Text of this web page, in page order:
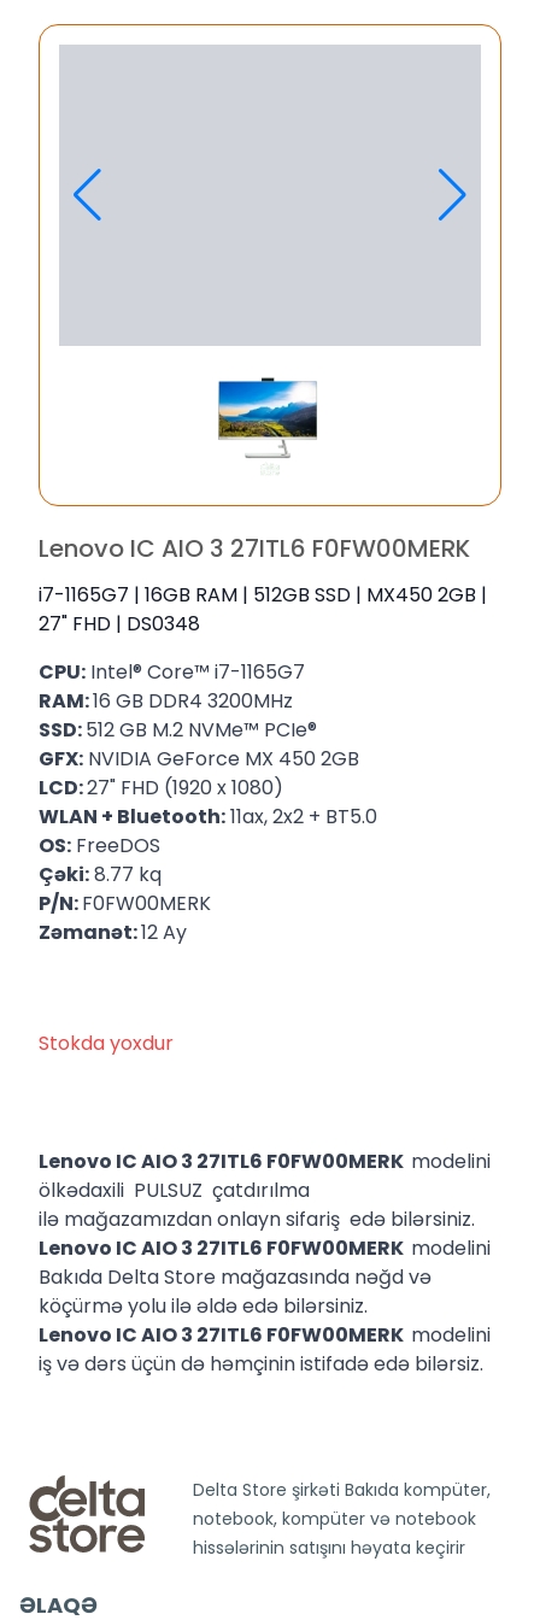
Lenovo IC AIO 3 27ITL6 F0FW00MERK
i7-1165G7 | 16GB RAM | 512GB SSD | MX450 2GB |
27" FHD | DS0348
CPU: Intel® Core™ i7-1165G7
RAM:16 GB DDR4 3200MHz
SSD:512 GB M.2 NVMe™ PCIe®
GFX: NVIDIA GeForce MX 450 2GB
LCD:27" FHD (1920 x 1080)
WLAN + Bluetooth:11ax, 2x2 + BT5.0
OS: FreeDOS
Çəki:8.77 kq
P/N:F0FW00MERK
Zəmanət:12 Ay
Stokda yoxdur
Lenovo IC AIO 3 27ITL6 F0FW00MERK modelini
ölkədaxili PULSUZ çatdırılma
ilə mağazamızdan onlayn sifariş edə bilərsiniz.
Lenovo IC AIO 3 27ITL6 F0FW00MERK modelini
Bakıda Delta Store mağazasında nəğd və
köçürmə yolu ilə əldə edə bilərsiniz.
Lenovo IC AIO 3 27ITL6 F0FW00MERK modelini
iş və dərs üçün də həmçinin istifadə edə bilərsiz.
Delta Store şirkəti Bakıda kompüter,
notebook, kompüter və notebook
hissələrinin satışını həyata keçirir
ƏLAQƏ